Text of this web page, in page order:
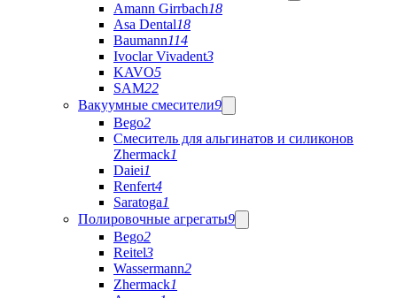
Amann Girrbach18
Asa Dental18
Baumann114
Ivoclar Vivadent3
KAVO5
SAM22
Вакуумные смесители9
Bego2
Cмеситель для альгинатов и силиконов
Zhermack1
Daiei1
Renfert4
Saratoga1
Полировочные агрегаты9
Bego2
Reitel3
Wassermann2
Zhermack1